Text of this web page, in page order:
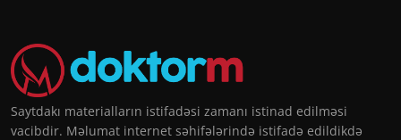
Saytdakı materialların istifadəsi zamanı istinad edilməsi
vacibdir. Məlumat internet səhifələrində istifadə edildikdə